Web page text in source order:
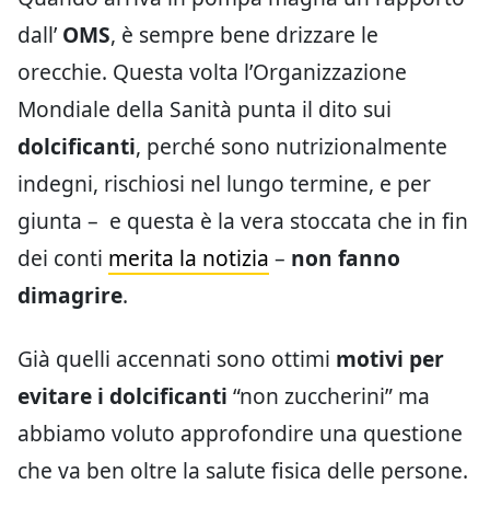
dall’ OMS, è sempre bene drizzare le
orecchie. Questa volta l’Organizzazione
Mondiale della Sanità punta il dito sui
dolcificanti, perché sono nutrizionalmente
indegni, rischiosi nel lungo termine, e per
giunta – e questa è la vera stoccata che in fin
dei conti merita la notizia – non fanno
dimagrire.
Già quelli accennati sono ottimi motivi per
evitare i dolcificanti “non zuccherini” ma
abbiamo voluto approfondire una questione
che va ben oltre la salute fisica delle persone.